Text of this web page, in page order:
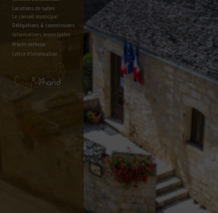
Locations de salles
Le conseil municipal
Délégations & commissions
Informations municipales
Lettre d'information
Procès verbaux